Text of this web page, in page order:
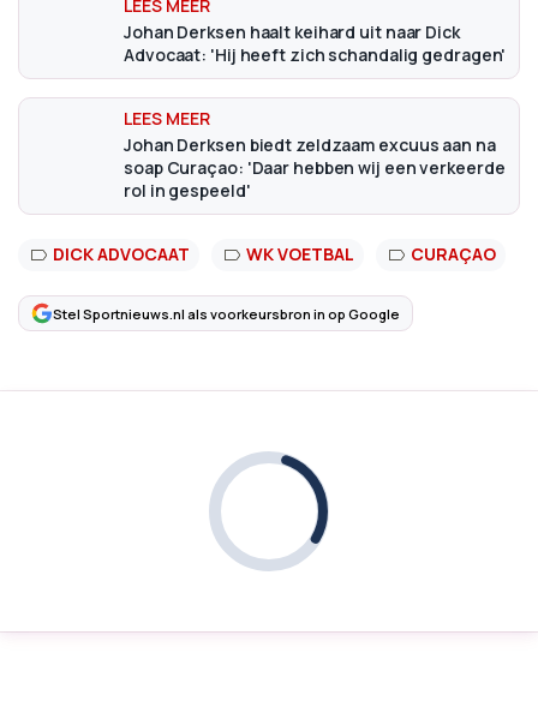
Johan Derksen haalt keihard uit naar Dick
Advocaat: 'Hij heeft zich schandalig gedragen'
Johan Derksen biedt zeldzaam excuus aan na
soap Curaçao: 'Daar hebben wij een verkeerde
rol in gespeeld'
DICK ADVOCAAT WK VOETBAL CURAÇAO
Stel Sportnieuws.nl als voorkeursbron in op Google